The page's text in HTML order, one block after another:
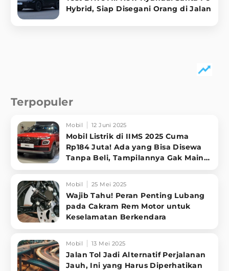
Hybrid, Siap Disegani Orang di Jalan
Terpopuler
Mobil 12 Juni 2025
Mobil Listrik di IIMS 2025 Cuma
Rp184 Juta! Ada yang Bisa Disewa
Tanpa Beli, Tampilannya Gak Main-
Mobil 25 Mei 2025
Wajib Tahu! Peran Penting Lubang
pada Cakram Rem Motor untuk
Keselamatan Berkendara
Mobil 13 Mei 2025
Jalan Tol Jadi Alternatif Perjalanan
Jauh, Ini yang Harus Diperhatikan